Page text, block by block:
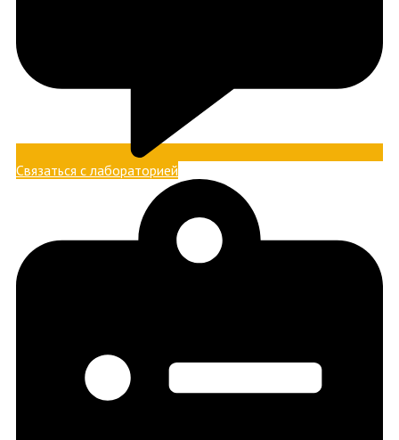
Связаться с лабораторией